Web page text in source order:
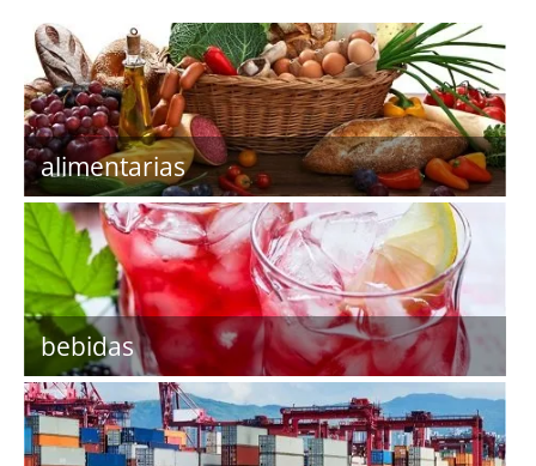
alimentarias
bebidas